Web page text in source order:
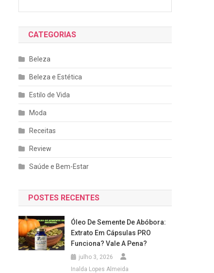
CATEGORIAS
Beleza
Beleza e Estética
Estilo de Vida
Moda
Receitas
Review
Saúde e Bem-Estar
POSTES RECENTES
Óleo De Semente De Abóbora:
Extrato Em Cápsulas PRO
Funciona? Vale A Pena?
julho 3, 2026
Inalda Lopes Almeida